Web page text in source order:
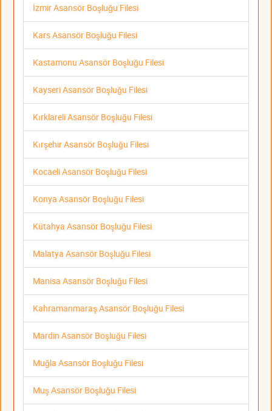
İzmir Asansör Boşluğu Filesi
Kars Asansör Boşluğu Filesi
Kastamonu Asansör Boşluğu Filesi
Kayseri Asansör Boşluğu Filesi
Kırklareli Asansör Boşluğu Filesi
Kırşehir Asansör Boşluğu Filesi
Kocaeli Asansör Boşluğu Filesi
Konya Asansör Boşluğu Filesi
Kütahya Asansör Boşluğu Filesi
Malatya Asansör Boşluğu Filesi
Manisa Asansör Boşluğu Filesi
Kahramanmaraş Asansör Boşluğu Filesi
Mardin Asansör Boşluğu Filesi
Muğla Asansör Boşluğu Filesi
Muş Asansör Boşluğu Filesi